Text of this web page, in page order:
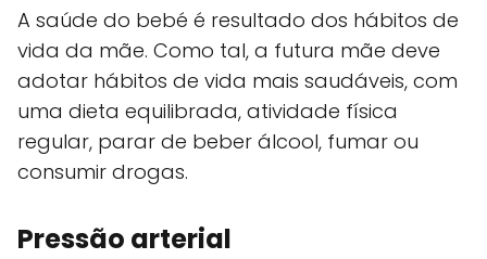
A saúde do bebé é resultado dos hábitos de
vida da mãe. Como tal, a futura mãe deve
adotar hábitos de vida mais saudáveis, com
uma dieta equilibrada, atividade física
regular, parar de beber álcool, fumar ou
consumir drogas.
Pressão arterial